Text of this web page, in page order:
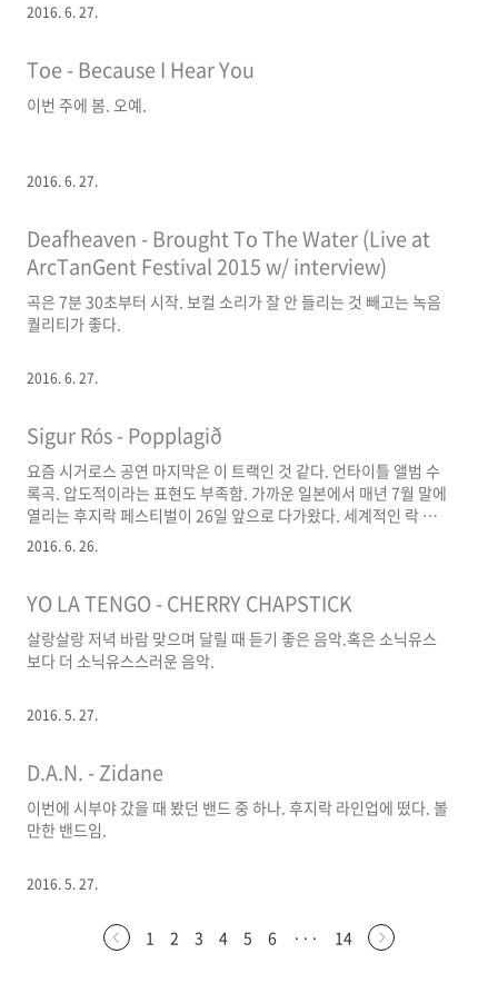
2016. 6. 27.
Toe - Because I Hear You
이번 주에 봄. 오예.
2016. 6. 27.
Deafheaven - Brought To The Water (Live at
ArcTanGent Festival 2015 w/ interview)
곡은 7분 30초부터 시작. 보컬 소리가 잘 안 들리는 것 빼고는 녹음
퀄리티가 좋다.
2016. 6. 27.
Sigur Rós - Popplagið
요즘 시거로스 공연 마지막은 이 트랙인 것 같다. 언타이틀 앨범 수
록곡. 압도적이라는 표현도 부족함. 가까운 일본에서 매년 7월 말에
열리는 후지락 페스티벌이 26일 앞으로 다가왔다. 세계적인 락 페
스티벌 중 하나인데 올해 라인업이 취향 저격이다. explosions in
the sky, sigur ros, deafheaven 세 밴드만 봐도 150~200만 원
내 마음 속 0순위 밴드라 이번에 꼭 봐야 함. 취업이 어떻게 될지 몰
크게 기울고 있음. 결제버튼 직전까지 갔다가 신용카드 분실해서 재
발급 신청해 놓았다는 사실을 기억해냄. 다음 주에 카드 오면 지를
2016. 6. 26.
YO LA TENGO - CHERRY CHAPSTICK
살랑살랑 저녁 바람 맞으며 달릴 때 듣기 좋은 음악.혹은 소닉유스
보다 더 소닉유스스러운 음악.
2016. 5. 27.
D.A.N. - Zidane
이번에 시부야 갔을 때 봤던 밴드 중 하나. 후지락 라인업에 떴다. 볼
만한 밴드임.
2016. 5. 27.
1 2 3 4 5 6 ··· 14